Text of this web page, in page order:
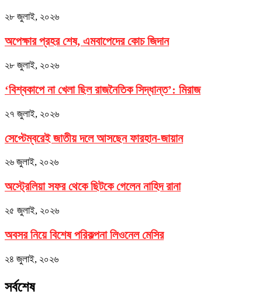
২৮ জুলাই, ২০২৬
অপেক্ষার প্রহর শেষ, এমবাপেদের কোচ জিদান
২৮ জুলাই, ২০২৬
‘বিশ্বকাপে না খেলা ছিল রাজনৈতিক সিদ্ধান্ত’: মিরাজ
২৭ জুলাই, ২০২৬
সেপ্টেম্বরেই জাতীয় দলে আসছেন ফারহান-জায়ান
২৬ জুলাই, ২০২৬
অস্ট্রেলিয়া সফর থেকে ছিটকে গেলেন নাহিদ রানা
২৫ জুলাই, ২০২৬
অবসর নিয়ে বিশেষ পরিকল্পনা লিওনেল মেসির
২৪ জুলাই, ২০২৬
সর্বশেষ